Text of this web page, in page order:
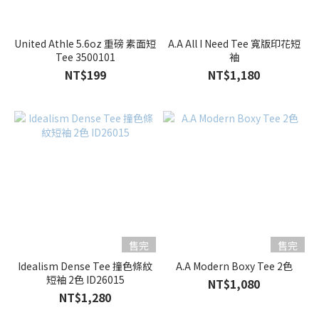
United Athle 5.6oz 重磅 素面短
Tee 3500101
NT$199
A.A All I Need Tee 寬版印花短
袖
NT$1,180
售完
Idealism Dense Tee 撞色條紋
短袖 2色 ID26015
NT$1,280
售完
A.A Modern Boxy Tee 2色
NT$1,080